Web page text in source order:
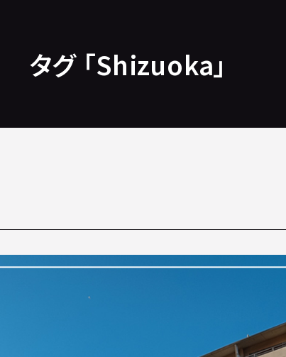
タグ 「Shizuoka」